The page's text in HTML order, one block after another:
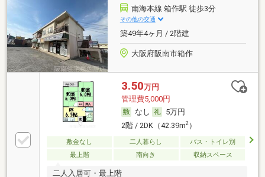
南海本線 箱作駅 徒歩3分
その他の交通
築49年4ヶ月 / 2階建
大阪府阪南市箱作
3.50万円
管理費5,000円
なし
5万円
2階 / 2DK（42.39m2）
敷金なし 二人暮らし
バス・トイレ別
最上階
南向き 収納スペース
二人入居可・最上階